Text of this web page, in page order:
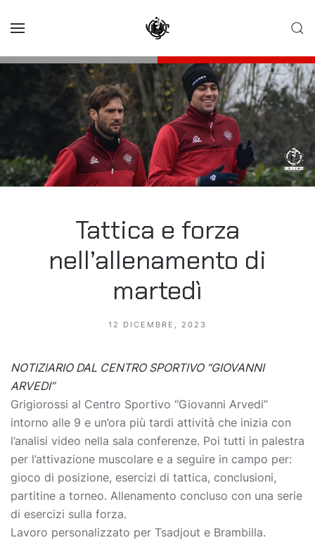
Tattica e forza
nell’allenamento di
martedì
12 DICEMBRE, 2023
NOTIZIARIO DAL CENTRO SPORTIVO “GIOVANNI
ARVEDI”
Grigiorossi al Centro Sportivo “Giovanni Arvedi”
intorno alle 9 e un’ora più tardi attività che inizia con
l’analisi video nella sala conferenze. Poi tutti in palestra
per l’attivazione muscolare e a seguire in campo per:
gioco di posizione, esercizi di tattica, conclusioni,
partitine a torneo. Allenamento concluso con una serie
di esercizi sulla forza.
Lavoro personalizzato per Tsadjout e Brambilla.